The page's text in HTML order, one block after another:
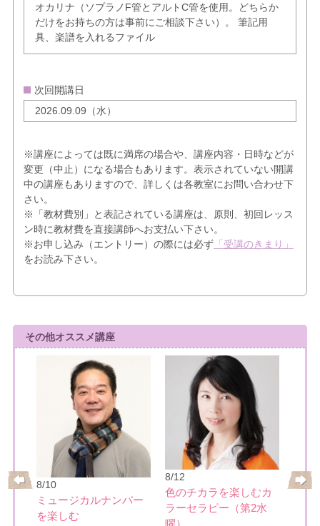
オカリナ（ソプラノF管とアルトC管を使用。どちらか
だけをお持ちの方は事前にご相談下さい）。 筆記用
具、楽譜を入れるファイル
次回開講日
2026.09.09（水）
※講座によっては既に満席の場合や、講座内容・日時などが
変更（中止）になる場合もあります。表示されていない開講
中の講座もありますので、詳しくは各教室にお問い合わせ下
さい。
※「教材費別」と表記されている講座は、原則、初回レッス
ン時に教材費を直接講師へお支払い下さい。
※お申し込み（エントリー）の際には必ず「受講のきまり」
をお読み下さい。
その他オススメ講座
ぐ
8/10
ミュージカルナンバー
を楽しむ
8/12
色のチカラを楽しむカ
ラーセラピー（第2水
曜）
リー